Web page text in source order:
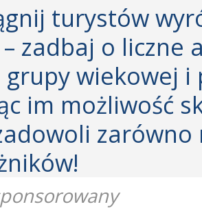
turystów
zadbaj o liczne
grupy wiekowej
im możliwość
zarówno